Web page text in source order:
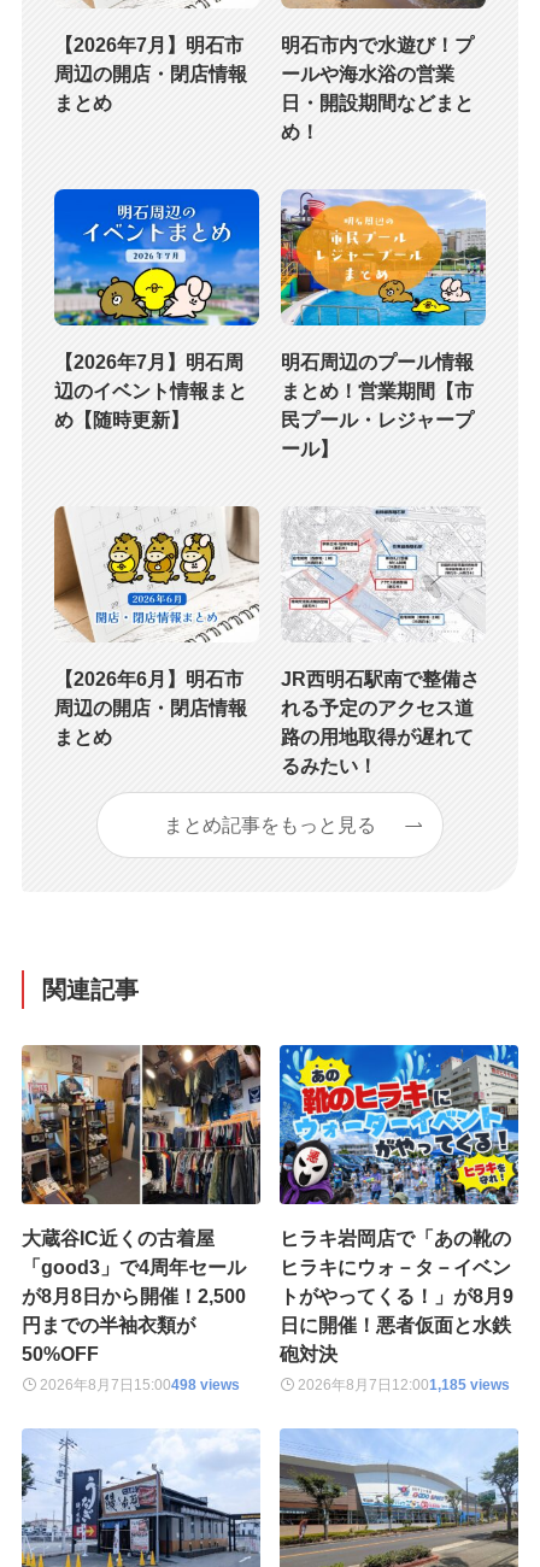
【2026年7月】明石市
周辺の開店・閉店情報
まとめ
明石市内で水遊び！プ
ールや海水浴の営業
日・開設期間などまと
め！
【2026年7月】明石周
辺のイベント情報まと
め【随時更新】
明石周辺のプール情報
まとめ！営業期間【市
民プール・レジャープ
ール】
【2026年6月】明石市
周辺の開店・閉店情報
まとめ
JR西明石駅南で整備さ
れる予定のアクセス道
路の用地取得が遅れて
るみたい！
まとめ記事をもっと見る
関連記事
大蔵谷IC近くの古着屋
「good3」で4周年セール
が8月8日から開催！2,500
円までの半袖衣類が
50%OFF
2026年8月7日 15:00498 views
ヒラキ岩岡店で「あの靴の
ヒラキにウォ－タ－イベン
トがやってくる！」が8月9
日に開催！悪者仮面と水鉄
砲対決
2026年8月7日 12:001,185 views